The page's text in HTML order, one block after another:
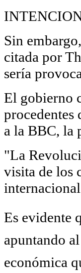
Sin
citada por
sería
El gobierno
procedentes
a la BBC, la
"La
visita de los
Es evidente
apuntando
económica